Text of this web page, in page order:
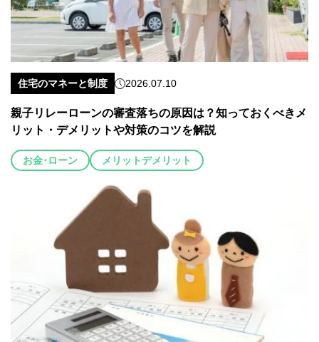
住宅のマネーと制度 2026.07.10
親子リレーローンの審査落ちの原因は？知っておくべきメ
リット・デメリットや対策のコツを解説
お金･ローン メリットデメリット